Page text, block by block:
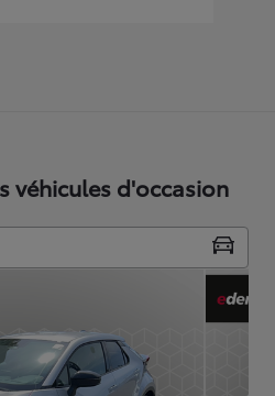
véhicules d'occasion